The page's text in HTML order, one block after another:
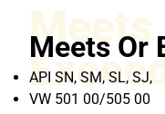
Meets
Meets Or
API SN, SM, SL, SJ,
VW 501 00/505 00